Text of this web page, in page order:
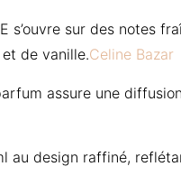
s’ouvre sur des
et de vanille.Celine Bazar
assure une
au design raffiné,